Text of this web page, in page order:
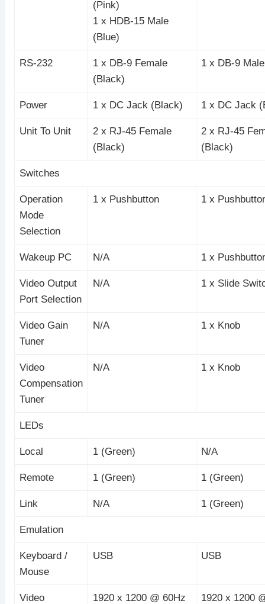
(Pink)
1 x HDB-15 Male
(Blue)
RS-232
1 x DB-9 Female
(Black)
1 x DB-9
Power 1 x DC Jack (Black) 1 x DC Jack
Unit To Unit
2 x RJ-45 Female
(Black)
2 x RJ-45
(Black)
Switches
Operation
Mode
Selection
1 x Pushbutton 1 x
Wakeup PC N/A 1 x
Video Output
Port Selection
N/A 1 x Slide
Video Gain
Tuner
N/A 1 x Knob
Video
Compensation
Tuner
N/A 1 x Knob
LEDs
Local 1 (Green) N/A
Remote 1 (Green) 1 (Green)
Link N/A 1 (Green)
Emulation
Keyboard /
Mouse
USB USB
Video
1920 x 1200 @ 60Hz
1920 x 1200